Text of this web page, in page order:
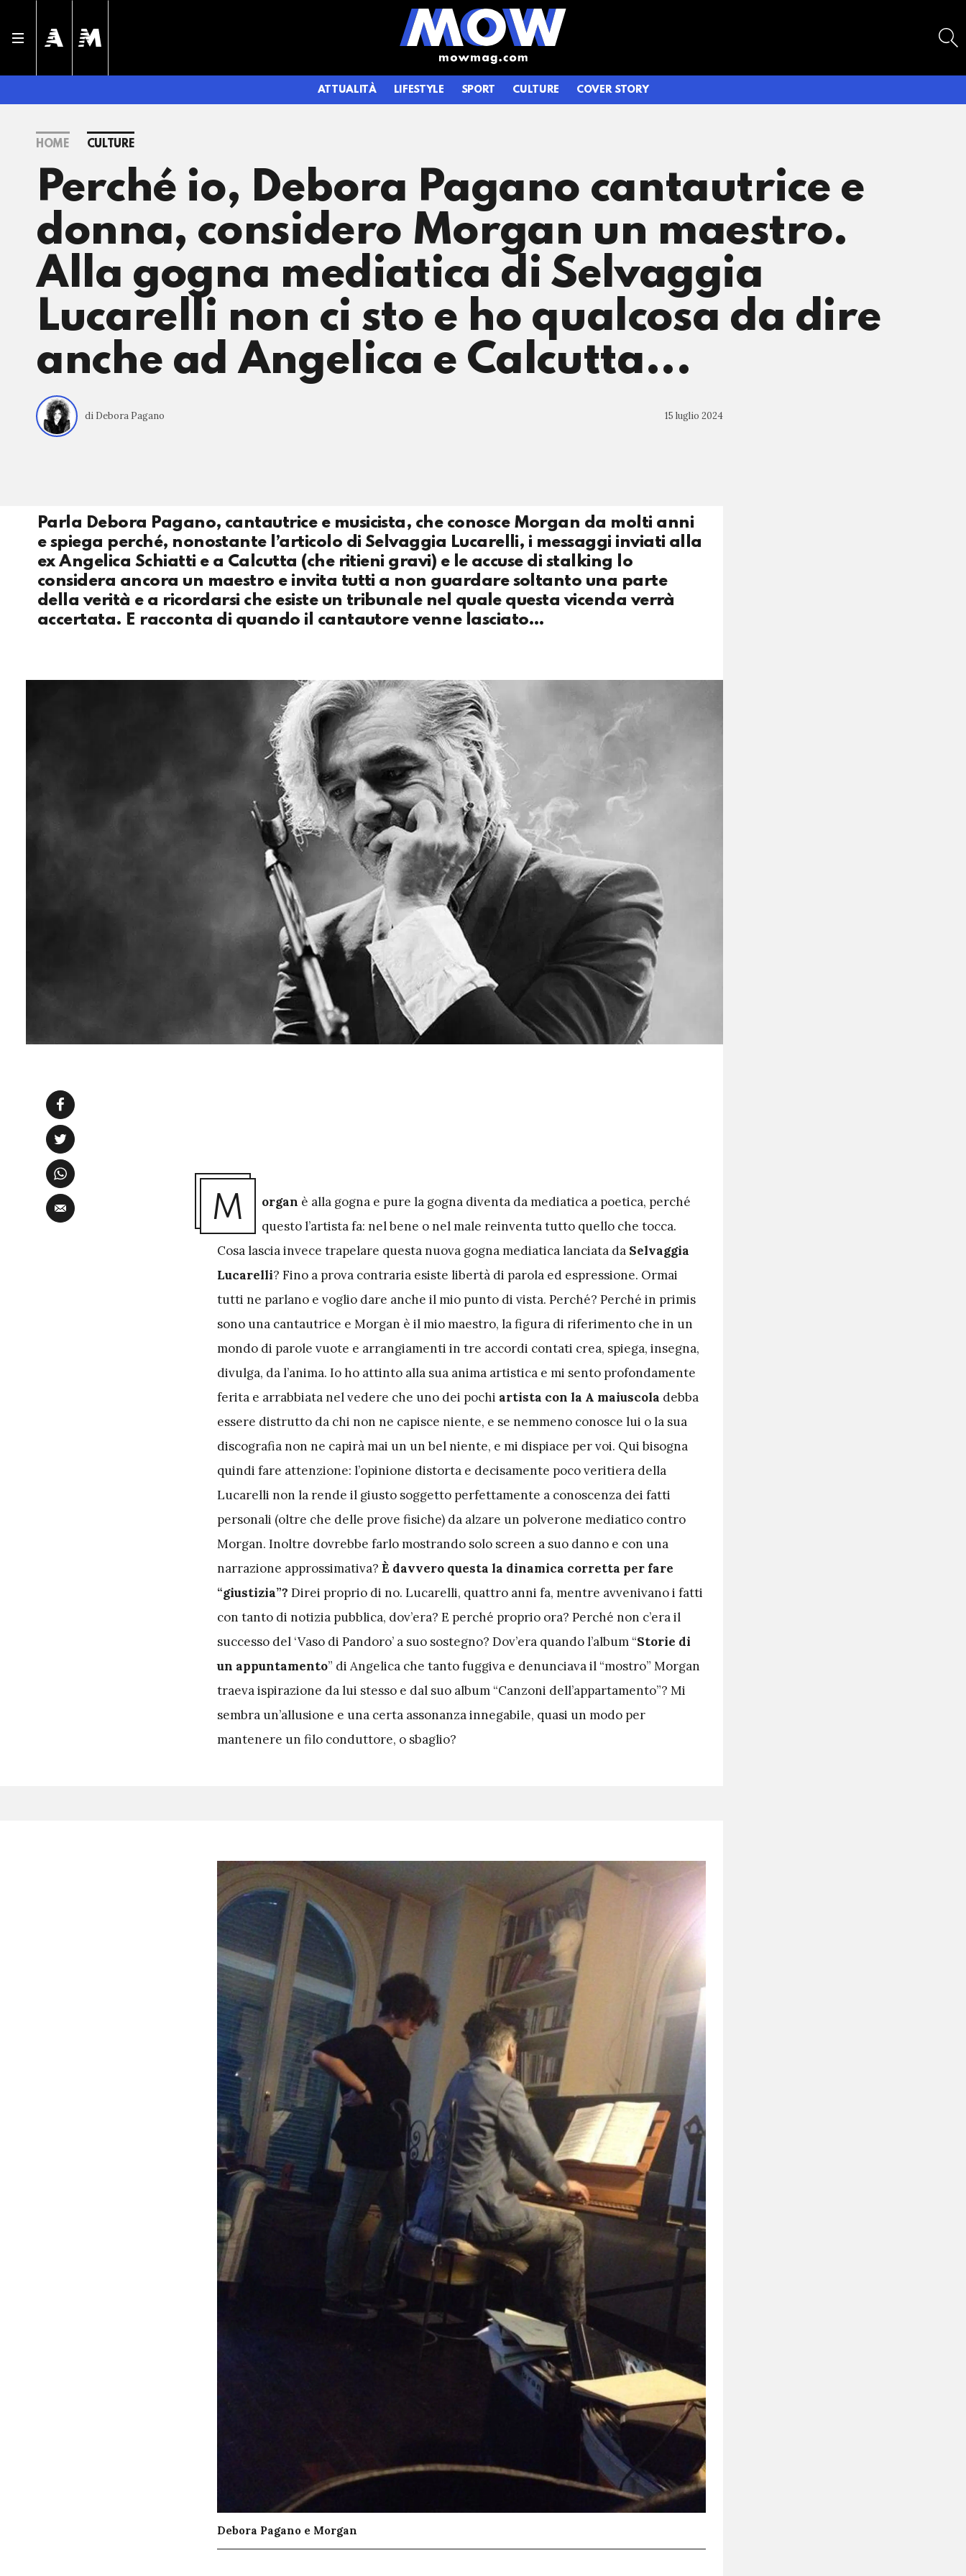
ATTUALITÀ LIFESTYLE SPORT CULTURE COVER STORY
HOME CULTURE
Perché io, Debora Pagano cantautrice e
donna, considero Morgan un maestro.
Alla gogna mediatica di Selvaggia
Lucarelli non ci sto e ho qualcosa da dire
anche ad Angelica e Calcutta...
di Debora Pagano 15 luglio 2024
Parla Debora Pagano, cantautrice e musicista, che conosce Morgan da molti anni
e spiega perché, nonostante l’articolo di Selvaggia Lucarelli, i messaggi inviati alla
ex Angelica Schiatti e a Calcutta (che ritieni gravi) e le accuse di stalking lo
considera ancora un maestro e invita tutti a non guardare soltanto una parte
della verità e a ricordarsi che esiste un tribunale nel quale questa vicenda verrà
accertata. E racconta di quando il cantautore venne lasciato…
M organ è alla gogna e pure la gogna diventa da mediatica a poetica, perché
questo l’artista fa: nel bene o nel male reinventa tutto quello che tocca.
Cosa lascia invece trapelare questa nuova gogna mediatica lanciata da Selvaggia
Lucarelli? Fino a prova contraria esiste libertà di parola ed espressione. Ormai
tutti ne parlano e voglio dare anche il mio punto di vista. Perché? Perché in primis
sono una cantautrice e Morgan è il mio maestro, la figura di riferimento che in un
mondo di parole vuote e arrangiamenti in tre accordi contati crea, spiega, insegna,
divulga, da l’anima. Io ho attinto alla sua anima artistica e mi sento profondamente
ferita e arrabbiata nel vedere che uno dei pochi artista con la A maiuscola debba
essere distrutto da chi non ne capisce niente, e se nemmeno conosce lui o la sua
discografia non ne capirà mai un un bel niente, e mi dispiace per voi. Qui bisogna
quindi fare attenzione: l’opinione distorta e decisamente poco veritiera della
Lucarelli non la rende il giusto soggetto perfettamente a conoscenza dei fatti
personali (oltre che delle prove fisiche) da alzare un polverone mediatico contro
Morgan. Inoltre dovrebbe farlo mostrando solo screen a suo danno e con una
narrazione approssimativa? È davvero questa la dinamica corretta per fare
“giustizia”? Direi proprio di no. Lucarelli, quattro anni fa, mentre avvenivano i fatti
con tanto di notizia pubblica, dov’era? E perché proprio ora? Perché non c’era il
successo del ‘Vaso di Pandoro’ a suo sostegno? Dov’era quando l’album “Storie di
un appuntamento” di Angelica che tanto fuggiva e denunciava il “mostro” Morgan
traeva ispirazione da lui stesso e dal suo album “Canzoni dell’appartamento”? Mi
sembra un’allusione e una certa assonanza innegabile, quasi un modo per
mantenere un filo conduttore, o sbaglio?
Debora Pagano e Morgan